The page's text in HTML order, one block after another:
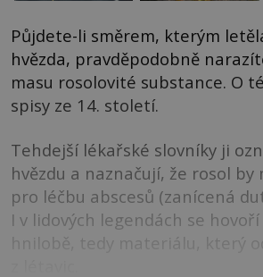
Půjdete-li směrem, kterým
hvězda, pravděpodobně
masu rosolovité substance. O
spisy ze 14. století.
Tehdejší lékařské slovníky ji
hvězdu a naznačují, že rosol
pro léčbu abscesů (zanícená
I v lidových legendách se
hnilobě, tedy materiálu, který